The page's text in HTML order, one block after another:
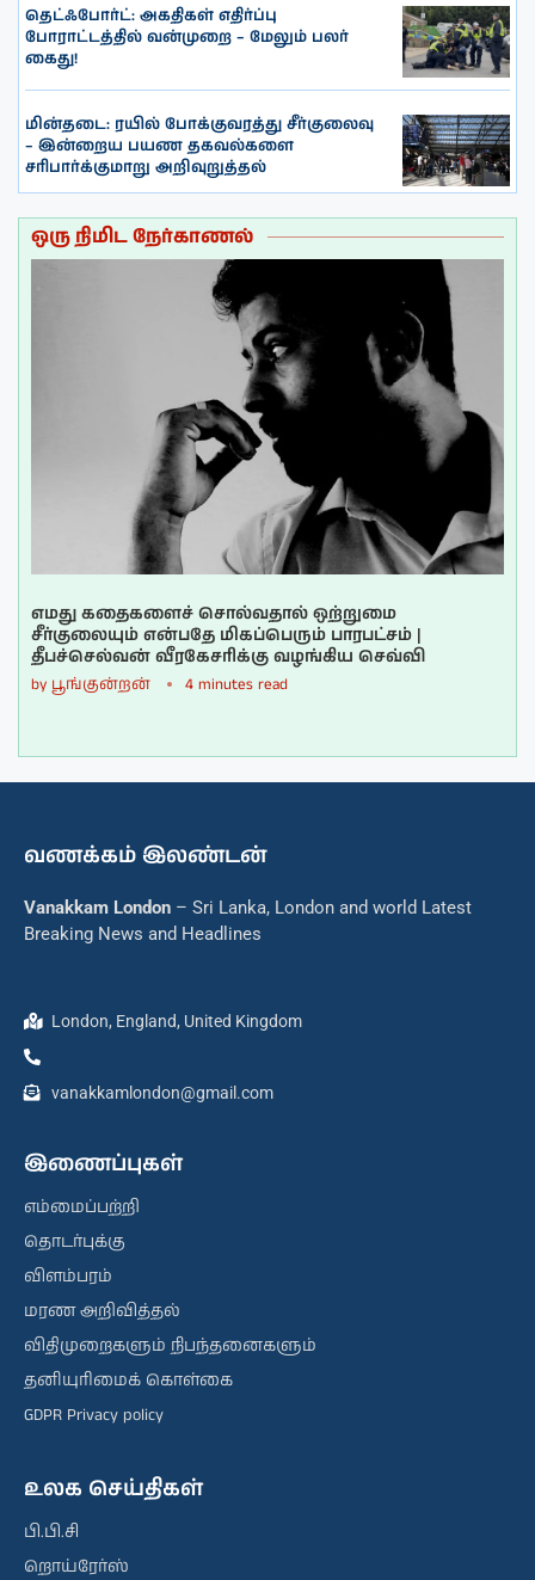
தெட்ஃபோர்ட்: அகதிகள் எதிர்ப்பு
போராட்டத்தில் வன்முறை – மேலும் பலர்
கைது!
மின்தடை: ரயில் போக்குவரத்து சீர்குலைவு
– இன்றைய பயண தகவல்களை
சரிபார்க்குமாறு அறிவுறுத்தல்
ஒரு நிமிட நேர்காணல்
எமது கதைகளைச் சொல்வதால் ஒற்றுமை
சீர்குலையும் என்பதே மிகப்பெரும் பாரபட்சம் |
தீபச்செல்வன் வீரகேசரிக்கு வழங்கிய செவ்வி
by பூங்குன்றன் 4 minutes read
வணக்கம் இலண்டன்
Vanakkam London – Sri Lanka, London and world Latest
Breaking News and Headlines
London, England, United Kingdom
vanakkamlondon@gmail.com
இணைப்புகள்
எம்மைப்பற்றி
தொடர்புக்கு
விளம்பரம்
மரண அறிவித்தல்
விதிமுறைகளும் நிபந்தனைகளும்
தனியுரிமைக் கொள்கை
GDPR Privacy policy
உலக செய்திகள்
பி.பி.சி
றொய்ரேர்ஸ்